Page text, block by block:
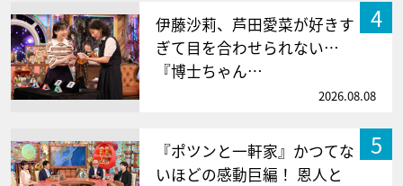
4
伊藤沙莉、芦田愛菜が好きす
ぎて目を合わせられない…
『博士ちゃん…
2026.08.08
5
『ポツンと一軒家』かつてな
いほどの感動巨編！ 恩人と